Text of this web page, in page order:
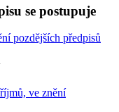
se postupuje
pozdějších předpisů
ve znění